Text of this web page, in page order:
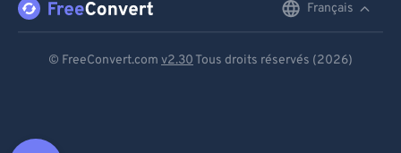
Français
© FreeConvert.com v2.30 Tous droits réservés (2026)